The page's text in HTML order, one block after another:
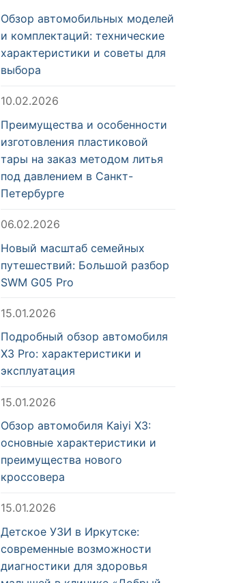
Обзор автомобильных моделей
и комплектаций: технические
характеристики и советы для
выбора
10.02.2026
Преимущества и особенности
изготовления пластиковой
тары на заказ методом литья
под давлением в Санкт-
Петербурге
06.02.2026
Новый масштаб семейных
путешествий: Большой разбор
SWM G05 Pro
15.01.2026
Подробный обзор автомобиля
X3 Pro: характеристики и
эксплуатация
15.01.2026
Обзор автомобиля Kaiyi X3:
основные характеристики и
преимущества нового
кроссовера
15.01.2026
Детское УЗИ в Иркутске:
современные возможности
диагностики для здоровья